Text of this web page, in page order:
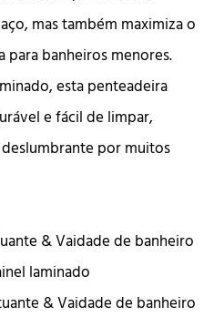
mas também maximiza o
banheiros menores.
esta penteadeira
e fácil de limpar,
por muitos
& Vaidade de banheiro
laminado
& Vaidade de banheiro